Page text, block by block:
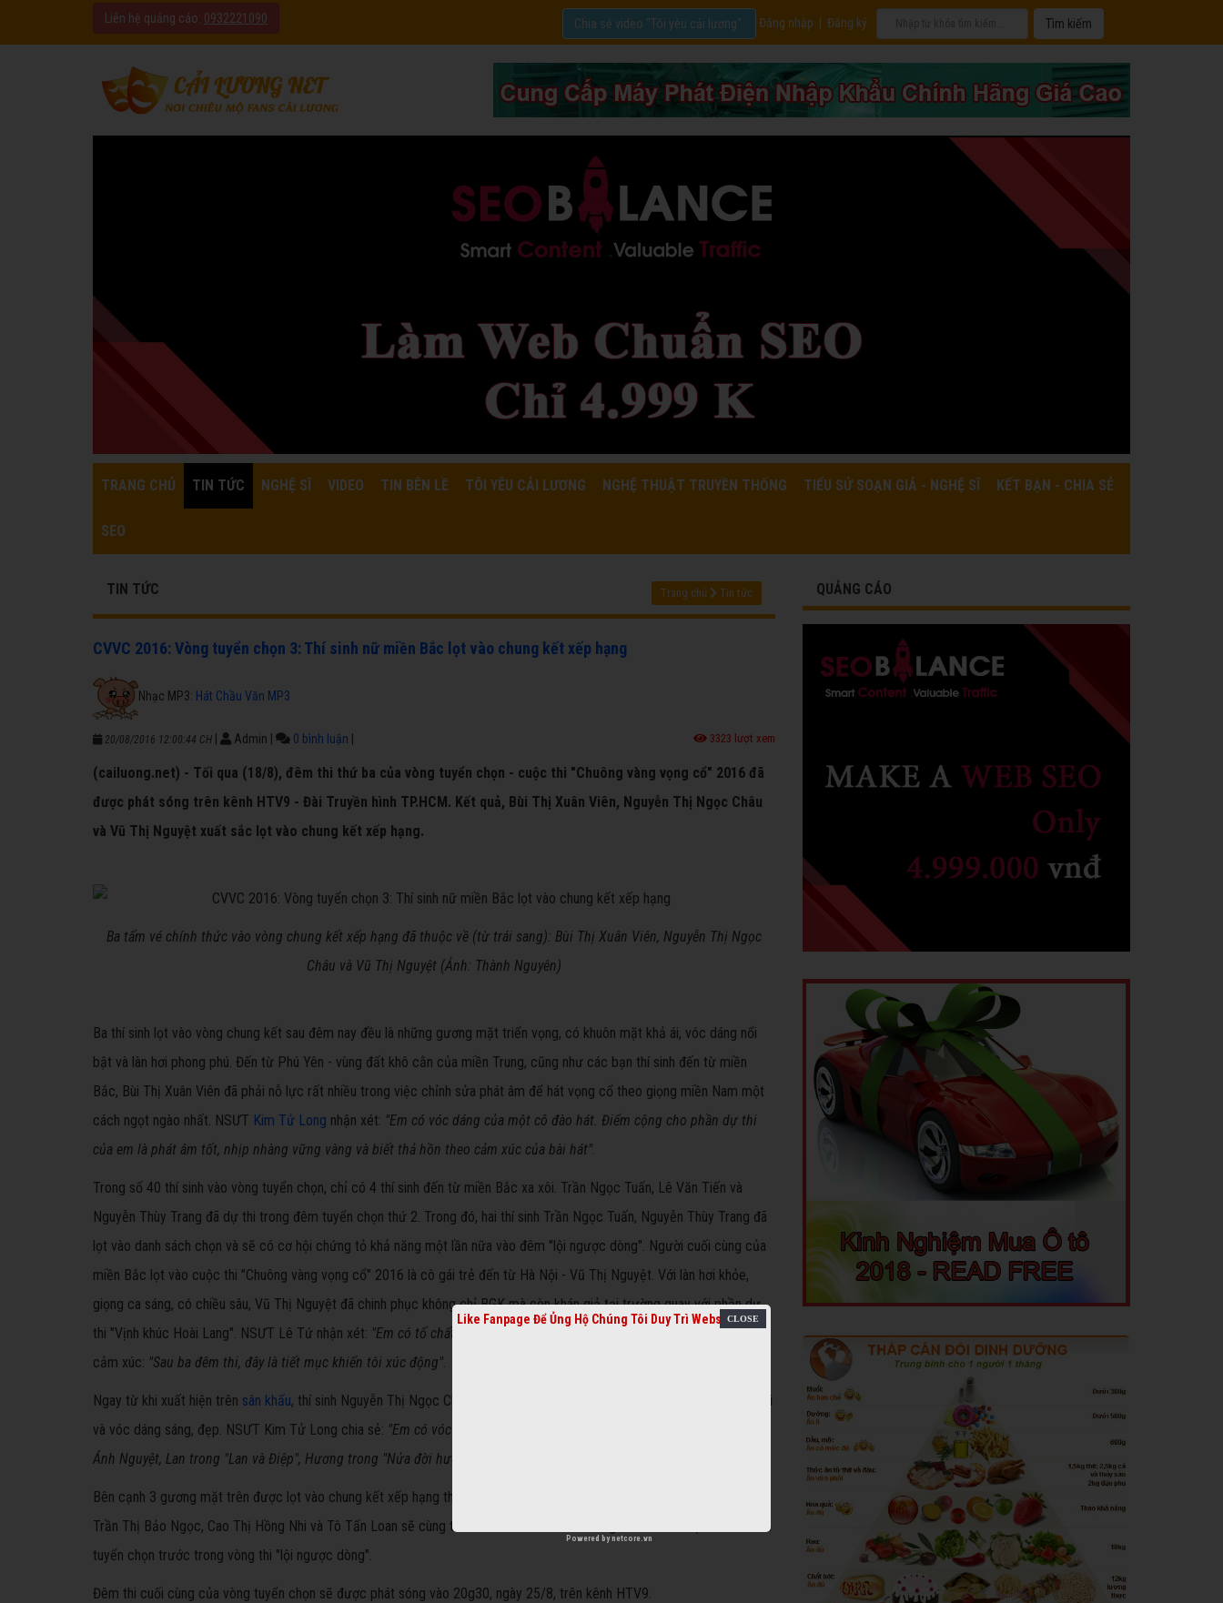
Liên hệ quảng cáo: 0932221090 Đăng nhập Đăng ký
Chia sẻ video "Tôi yêu cải lương".
TRANG CHỦ TIN TỨC NGHỆ SĨ VIDEO TIN BÊN LỀ TÔI YÊU CẢI LƯƠNG NGHỆ THUẬT TRUYỀN THỐNG TIỂU SỬ SOẠN GIẢ - NGHỆ SĨ KẾT BẠN - CHIA SẺ
SEO
TIN TỨC Trang chủ Tin tức
CVVC 2016: Vòng tuyển chọn 3: Thí sinh nữ miền Bắc lọt vào chung kết xếp hạng
Nhạc MP3: Hát Chầu Văn MP3
20/08/2016 12:00:44 CH Admin 0 bình luận 3323 lượt xem
(cailuong.net) - Tối qua (18/8), đêm thi thứ ba của vòng tuyển chọn - cuộc thi "Chuông vàng vọng cổ" 2016 đã
được phát sóng trên kênh HTV9 - Đài Truyền hình TP.HCM. Kết quả, Bùi Thị Xuân Viên, Nguyễn Thị Ngọc Châu
và Vũ Thị Nguyệt xuất sắc lọt vào chung kết xếp hạng.
​Ba tấm vé chính thức vào vòng chung kết xếp hạng đã thuộc về (từ trái sang): Bùi Thị Xuân Viên, Nguyễn Thị Ngọc
Châu và Vũ Thị Nguyệt (Ảnh: Thành Nguyên)
​Ba thí sinh lọt vào vòng chung kết sau đêm nay đều là những gương mặt triển vọng, có khuôn mặt khả ái, vóc dáng nổi
bật và làn hơi phong phú. Đến từ Phú Yên - vùng đất khô cằn của miền Trung, cũng như các bạn thí sinh đến từ miền
Bắc, Bùi Thị Xuân Viên đã phải nỗ lực rất nhiều trong việc chỉnh sửa phát âm để hát vọng cổ theo giọng miền Nam một
cách ngọt ngào nhất. NSƯT Kim Tử Long nhận xét: "Em có vóc dáng của một cô đào hát. Điểm cộng cho phần dự thi
của em là phát âm tốt, nhịp nhàng vững vàng và biết thả hồn theo cảm xúc của bài hát".
Trong số 40 thí sinh vào vòng tuyển chọn, chỉ có 4 thí sinh đến từ miền Bắc xa xôi. Trần Ngọc Tuấn, Lê Văn Tiến và
Nguyễn Thùy Trang đã dự thi trong đêm tuyển chọn thứ 2. Trong đó, hai thí sinh Trần Ngọc Tuấn, Nguyễn Thùy Trang đã
lọt vào danh sách chọn và sẽ có cơ hội chứng tỏ khả năng một lần nữa vào đêm "lội ngược dòng". Người cuối cùng của
miền Bắc lọt vào cuộc thi "Chuông vàng vọng cổ" 2016 là cô gái trẻ đến từ Hà Nội - Vũ Thị Nguyệt. Với làn hơi khỏe,
giọng ca sáng, có chiều sâu, Vũ Thị Nguyệt đã chinh phục không chỉ BGK mà còn khán giả tại trường quay với phần dự
thi "Vịnh khúc Hoài Lang". NSƯT Lê Tứ nhận xét: "Em có tố chất của một cô đào thương"
. Còn NSƯT Quế Trân chia sẻ
cảm xúc: "Sau ba đêm thi, đây là tiết mục khiến tôi xúc động".
Ngay từ khi xuất hiện trên sân khấu, thí sinh Nguyễn Thị Ngọc Châu đã thu hút ánh nhìn của khán giả bởi khuôn mặt khả ái
và vóc dáng sáng, đẹp. NSƯT Kim Tử Long chia sẻ: "Em có vóc dáng của một cô đào chánh. Nếu hóa thân vào vai Tô
Ánh Nguyệt, Lan trong "Lan và Điệp", Hương trong "Nửa đời hương phấn"... em sẽ có nhiều lợi thế"
Bên cạnh 3 gương mặt trên được lọt vào chung kết xếp hạng thì 5 thí sinh khác gồm: Trần Chí Hòa, Võ Thị Ngọc Quyền,
Trần Thị Bảo Ngọc, Cao Thị Hồng Nhi và Tô Tấn Loan sẽ cùng tranh tài với các thí sinh trong danh sách chọn của 2 đêm
tuyển chọn trước trong vòng thi "lội ngược dòng".
Đêm thi cuối cùng của vòng tuyển chọn sẽ được phát sóng vào 20g30, ngày 25/8, trên kênh HTV9.
QUẢNG CÁO
Like Fanpage Để Ủng Hộ Chúng Tôi Duy Trì Website
Powered bynetcore.vn